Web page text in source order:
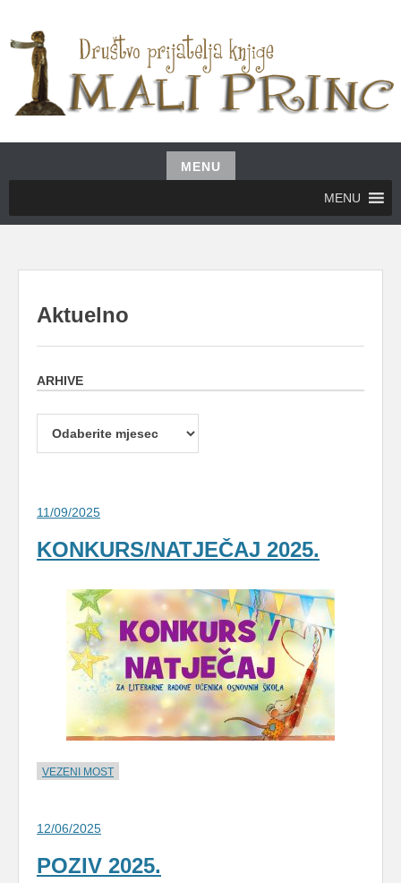
content
MALI PRINC
MENU
to
MENU
Aktuelno
ARHIVE
Arhive
11/09/2025
KONKURS/NATJEČAJ 2025.
VEZENI MOST
12/06/2025
POZIV 2025.